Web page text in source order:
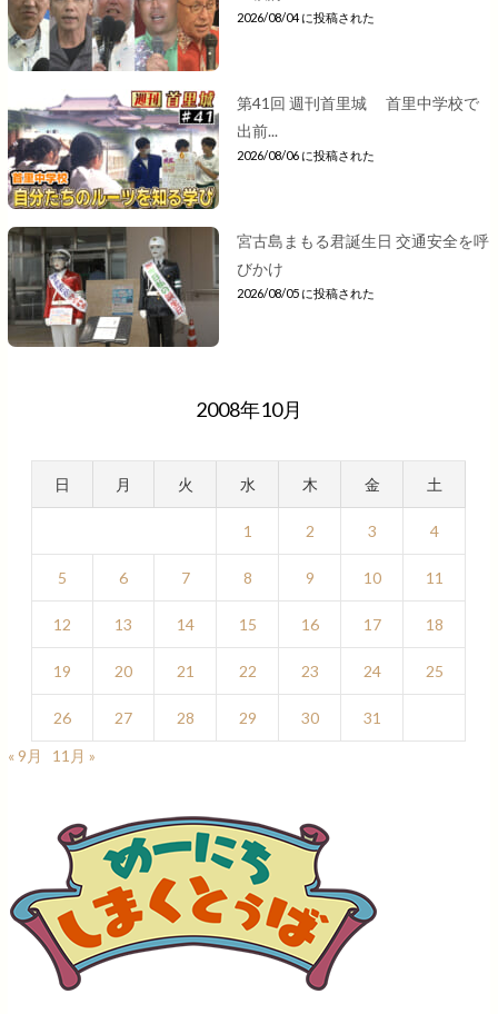
2026/08/04 に投稿された
第41回 週刊首里城 首里中学校で
出前...
2026/08/06 に投稿された
宮古島まもる君誕生日 交通安全を呼
びかけ
2026/08/05 に投稿された
2008年10月
日 月 火 水 木 金 土
1 2 3 4
5 6 7 8 9 10 11
12 13 14 15 16 17 18
19 20 21 22 23 24 25
26 27 28 29 30
31
« 9月
11月 »